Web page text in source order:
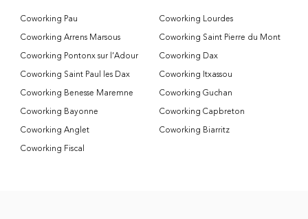
Coworking Pau
Coworking Lourdes
Coworking Arrens Marsous
Coworking Saint Pierre du Mont
Coworking Pontonx sur l’Adour
Coworking Dax
Coworking Saint Paul les Dax
Coworking Itxassou
Coworking Benesse Maremne
Coworking Guchan
Coworking Bayonne
Coworking Capbreton
Coworking Anglet
Coworking Biarritz
Coworking Fiscal